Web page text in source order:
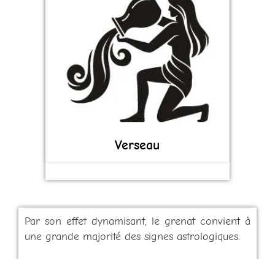
Verseau
Par son effet dynamisant, le grenat convient à
une grande majorité des signes astrologiques.